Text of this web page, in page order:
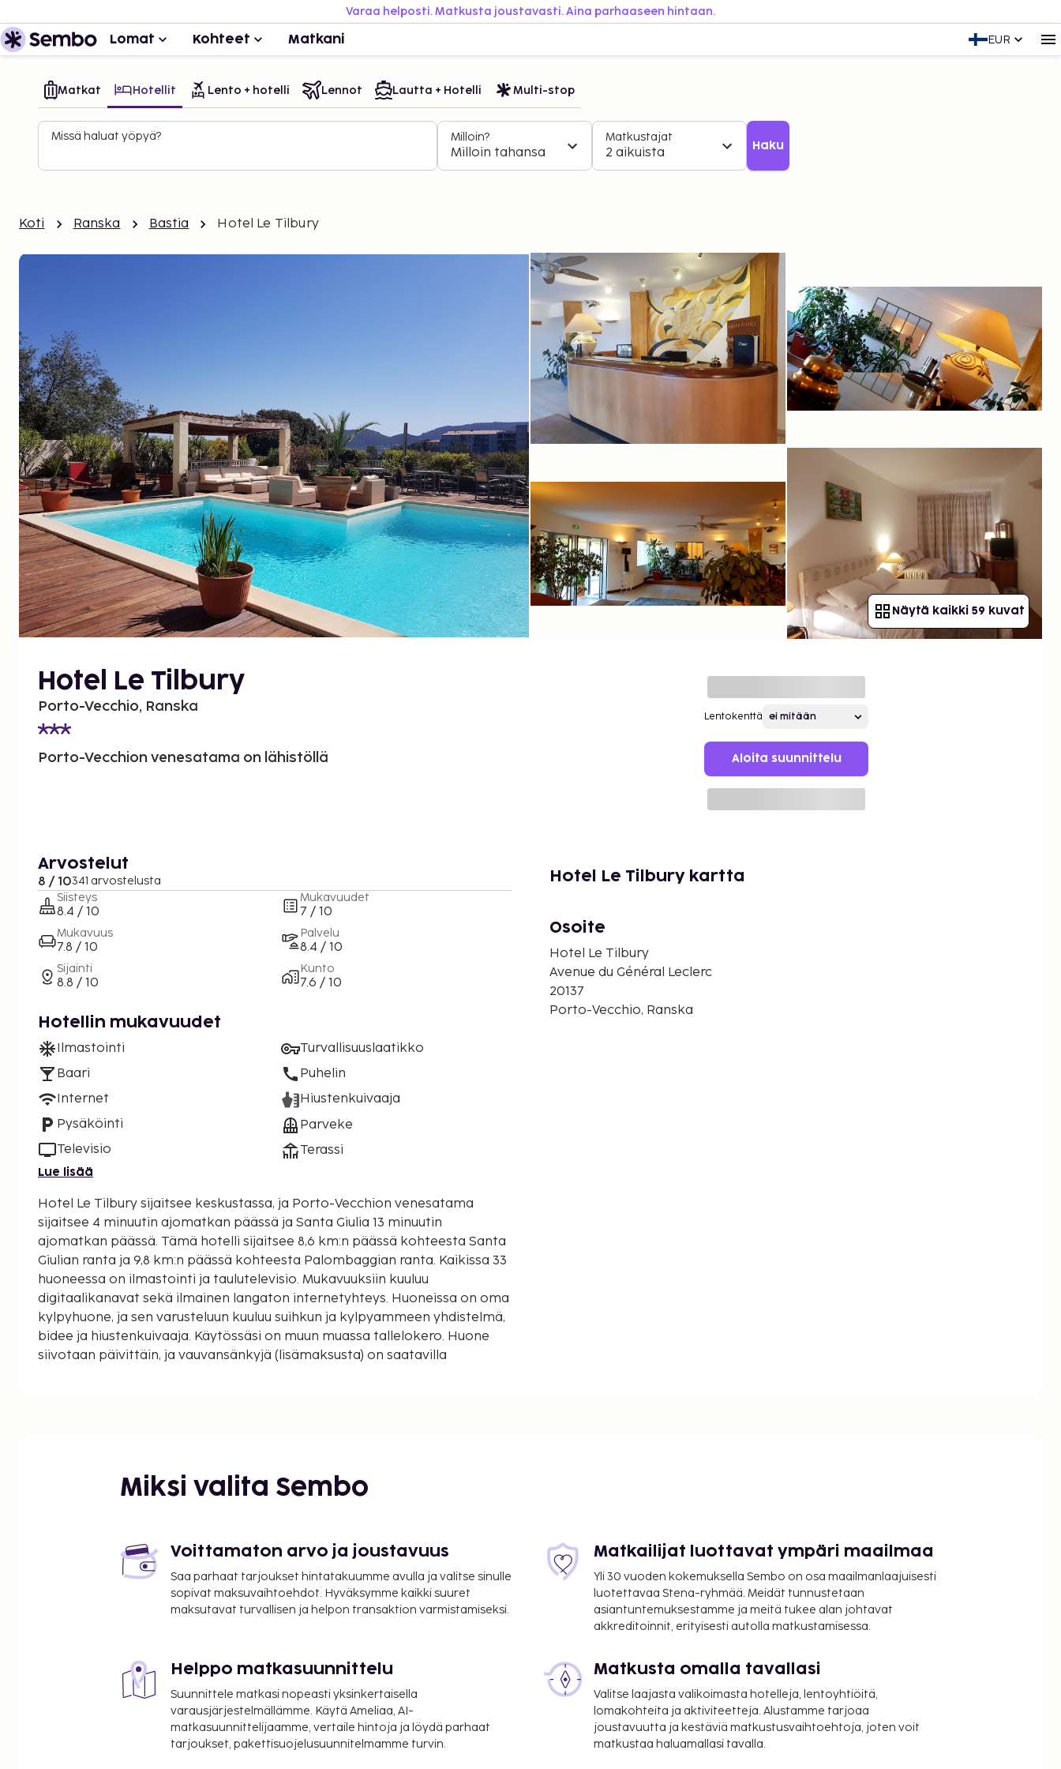
Varaa helposti. Matkusta joustavasti. Aina parhaaseen hintaan.
Lomat Kohteet Matkani EUR
Matkat Hotellit Lento + hotelli Lennot Lautta + Hotelli Multi-stop
Missä haluat yöpyä? Milloin?
Milloin tahansa
Matkustajat
2 aikuista Haku
Koti Ranska Bastia Hotel Le Tilbury
Näytä kaikki 59 kuvat
Hotel Le Tilbury
Porto-Vecchio, Ranska
Porto-Vecchion venesatama on lähistöllä
Lentokenttä
Aloita suunnittelu
Arvostelut
8 / 10341 arvostelusta
Siisteys
8.4 / 10
Mukavuus
7.8 / 10
Sijainti
8.8 / 10
Mukavuudet
7 / 10
Palvelu
8.4 / 10
Kunto
7.6 / 10
Hotellin mukavuudet
Ilmastointi
Baari
Internet
Pysäköinti
Televisio
Turvallisuuslaatikko
Puhelin
Hiustenkuivaaja
Parveke
Terassi
Lue lisää
Hotel Le Tilbury sijaitsee keskustassa, ja Porto-Vecchion venesatama
sijaitsee 4 minuutin ajomatkan päässä ja Santa Giulia 13 minuutin
ajomatkan päässä. Tämä hotelli sijaitsee 8,6 km:n päässä kohteesta Santa
Giulian ranta ja 9,8 km:n päässä kohteesta Palombaggian ranta. Kaikissa 33
huoneessa on ilmastointi ja taulutelevisio. Mukavuuksiin kuuluu
digitaalikanavat sekä ilmainen langaton internetyhteys. Huoneissa on oma
kylpyhuone, ja sen varusteluun kuuluu suihkun ja kylpyammeen yhdistelmä,
bidee ja hiustenkuivaaja. Käytössäsi on muun muassa tallelokero. Huone
siivotaan päivittäin, ja vauvansänkyjä (lisämaksusta) on saatavilla
Mare a Mare Sud - 3,3 km / 2,1 mi
Marina di Fiorin ranta - 3,5 km / 2,2 mi
Asciaghju - 8,5 km / 5,3 mi
Santa Giulian ranta - 8,6 km / 5,4 mi
Acciajun ranta - 8,7 km / 5,4 mi
Santa Giulia - 8,7 km / 5,4 mi
Cala Rossan ranta - 9,9 km / 6,1 mi
Lähimmät lentokentät ovat:
Figari (FSC-Figari - Sud Corse) - 21,5 km / 13,4 mi
Ajaccio (AJA-Napoleon Bonaparte) - 136 km / 84,5 mi
Käytössäsi on express-sisäänkirjautuminen, express-uloskirjautuminen ja
Hotel Le Tilbury kartta
Osoite
Hotel Le Tilbury
Avenue du Général Leclerc
20137
Porto-Vecchio, Ranska
Miksi valita Sembo
Voittamaton arvo ja joustavuus
Saa parhaat tarjoukset hintatakuumme avulla ja valitse sinulle
sopivat maksuvaihtoehdot. Hyväksymme kaikki suuret
maksutavat turvallisen ja helpon transaktion varmistamiseksi.
Matkailijat luottavat ympäri maailmaa
Yli 30 vuoden kokemuksella Sembo on osa maailmanlaajuisesti
luotettavaa Stena-ryhmää. Meidät tunnustetaan
asiantuntemuksestamme ja meitä tukee alan johtavat
akkreditoinnit, erityisesti autolla matkustamisessa.
Helppo matkasuunnittelu
Suunnittele matkasi nopeasti yksinkertaisella
varausjärjestelmällämme. Käytä Ameliaa, AI-
matkasuunnittelijaamme, vertaile hintoja ja löydä parhaat
tarjoukset, pakettisuojelusuunnitelmamme turvin.
Matkusta omalla tavallasi
Valitse laajasta valikoimasta hotelleja, lentoyhtiöitä,
lomakohteita ja aktiviteetteja. Alustamme tarjoaa
joustavuutta ja kestäviä matkustusvaihtoehtoja, joten voit
matkustaa haluamallasi tavalla.